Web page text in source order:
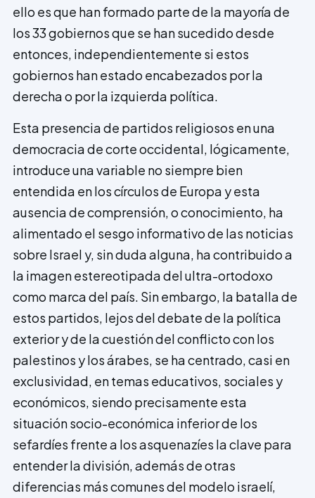
ello es que han formado parte de la mayoría de
los 33 gobiernos que se han sucedido desde
entonces, independientemente si estos
gobiernos han estado encabezados por la
derecha o por la izquierda política.
Esta presencia de partidos religiosos en una
democracia de corte occidental, lógicamente,
introduce una variable no siempre bien
entendida en los círculos de Europa y esta
ausencia de comprensión, o conocimiento, ha
alimentado el sesgo informativo de las noticias
sobre Israel y, sin duda alguna, ha contribuido a
la imagen estereotipada del ultra-ortodoxo
como marca del país. Sin embargo, la batalla de
estos partidos, lejos del debate de la política
exterior y de la cuestión del conflicto con los
palestinos y los árabes, se ha centrado, casi en
exclusividad, en temas educativos, sociales y
económicos, siendo precisamente esta
situación socio-económica inferior de los
sefardíes frente a los asquenazíes la clave para
entender la división, además de otras
diferencias más comunes del modelo israelí,